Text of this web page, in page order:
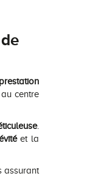
prestation
centre
.
et la
assurant